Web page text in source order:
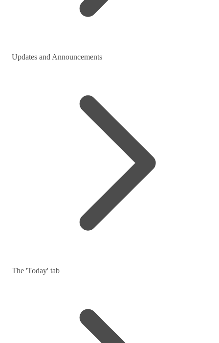
Updates and Announcements
The 'Today' tab